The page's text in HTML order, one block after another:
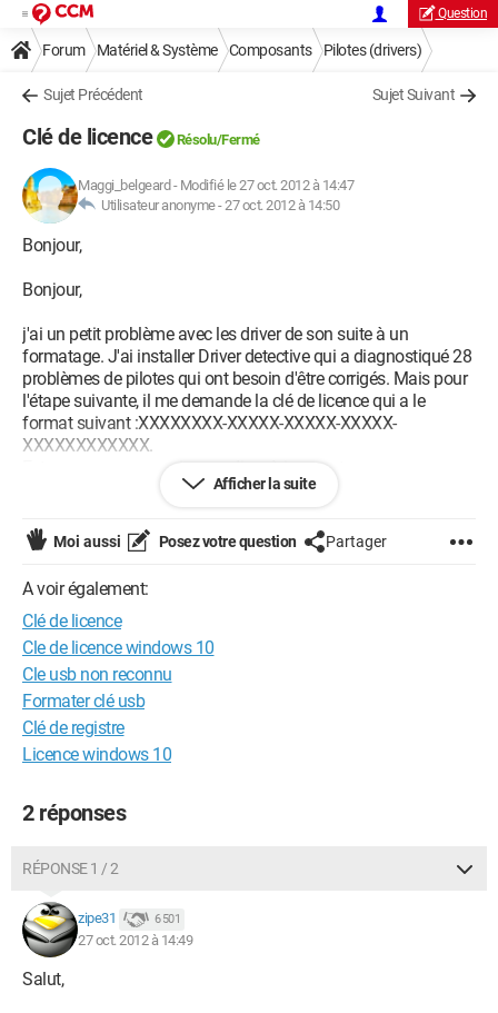
Question
Forum Matériel & Système Composants Pilotes (drivers)
Sujet Précédent Sujet Suivant
Clé de licence Résolu/Fermé
Maggi_belgeard - Modifié le 27 oct. 2012 à 14:47
Utilisateur anonyme -27 oct. 2012 à 14:50
Bonjour,
Bonjour,
j'ai un petit problème avec les driver de son suite à un
formatage. J'ai installer Driver detective qui a diagnostiqué 28
problèmes de pilotes qui ont besoin d'être corrigés. Mais pour
l'étape suivante, il me demande la clé de licence qui a le
format suivant :XXXXXXXX-XXXXX-XXXXX-XXXXX-
XXXXXXXXXXXX.
Est ce que vous pourriez me dire où je peux trouver ce
Merci d'avance
Afficher la suite
Moi aussi Posez votre question Partager
A voir également:
Clé de licence
Cle de licence windows 10
Cle usb non reconnu
Formater clé usb
Clé de registre
Licence windows 10
2 réponses
RÉPONSE 1 / 2
zipe31 6 501
27 oct. 2012 à 14:49
Salut,